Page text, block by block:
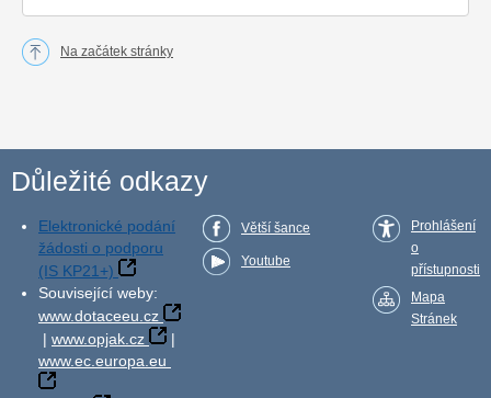
Na začátek stránky
Důležité odkazy
Elektronické podání
žádosti o podporu
(IS KP21+)
Související weby:
www.dotaceeu.cz
| www.opjak.cz
|
www.ec.europa.eu
Větší šance
Youtube
Prohlášení
o
přístupnosti
Mapa
Stránek